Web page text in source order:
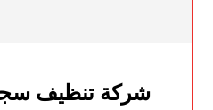
شركة تنظيف